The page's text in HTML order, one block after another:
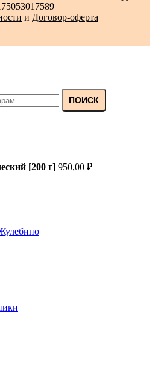
и Договор-оферта
ПОИСК
[200 г] 950,00 ₽